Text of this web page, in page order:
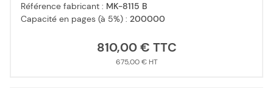
Référence fabricant : MK-8115 B
Capacité en pages (à 5%) : 200000
810,00 €
675,00 €